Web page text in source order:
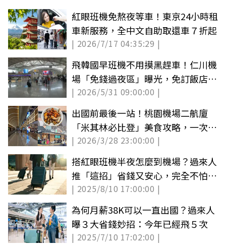
紅眼班機免熬夜等車！東京24小時租
車新服務，全中文自助取還車７折起
| 2026/7/17 04:35:29 |
飛韓國早班機不用摸黑趕車！仁川機
場「免錢過夜區」曝光，免訂飯店、
躺著睡到登機
| 2026/5/31 09:00:00 |
出國前最後一站！桃園機場二航廈
「米其林必比登」美食攻略，一次收
集最強台灣之光
| 2026/3/28 23:00:00 |
搭紅眼班機半夜怎麼到機場？過來人
推「這招」省錢又安心，完全不怕錯
過飛機
| 2025/8/10 17:00:00 |
為何月薪38K可以一直出國？過來人
曝３大省錢妙招：今年已經飛５次
| 2025/7/10 17:02:00 |